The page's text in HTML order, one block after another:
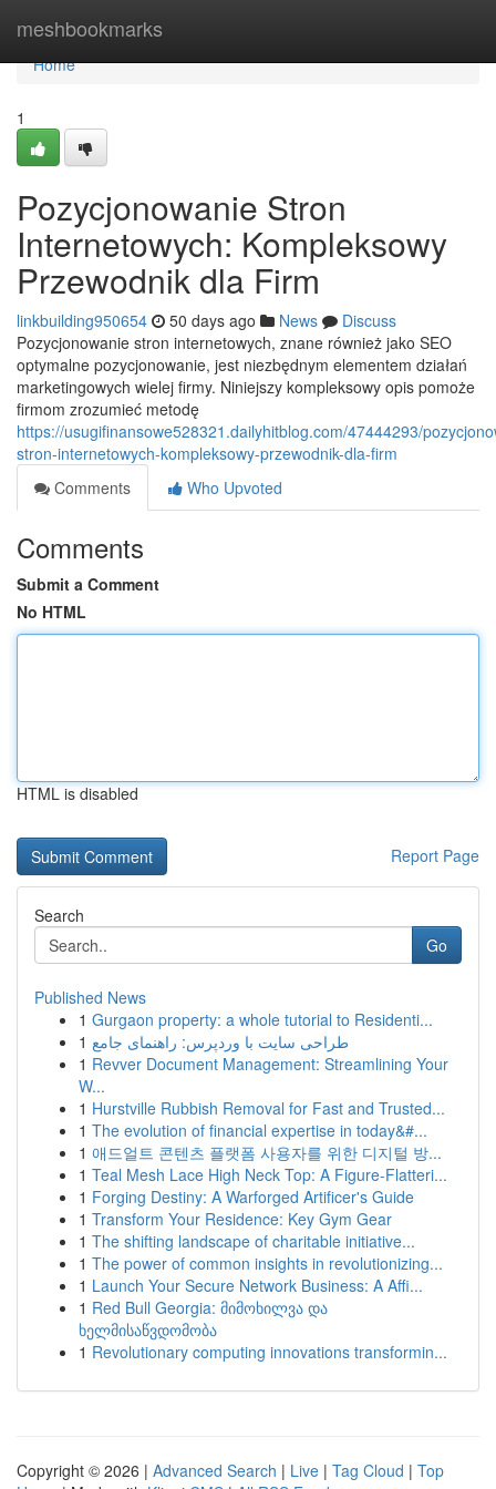
meshbookmarks
Home
Home
1
Pozycjonowanie Stron
Internetowych: Kompleksowy
Przewodnik dla Firm
linkbuilding950654 50 days ago News
Discuss
Pozycjonowanie stron internetowych, znane również jako SEO
optymalne pozycjonowanie, jest niezbędnym elementem działań
marketingowych wielej firmy. Niniejszy kompleksowy opis pomoże
firmom zrozumieć metodę
https://usugifinansowe528321.dailyhitblog.com/47444293/
stron-internetowych-kompleksowy-przewodnik-dla-firm
Comments
Who Upvoted
Comments
Submit a Comment
No HTML
HTML is disabled
Report Page
Search
Go
Published News
1 Gurgaon property: a whole tutorial to Residenti...
1 طراحی سایت با وردپرس: راهنمای جامع
1 Revver Document Management: Streamlining Your
W...
1 Hurstville Rubbish Removal for Fast and Trusted...
1 The evolution of financial expertise in today&#...
1 애드얼트 콘텐츠 플랫폼 사용자를 위한 디지털 방...
1 Teal Mesh Lace High Neck Top: A Figure-Flatteri...
1 Forging Destiny: A Warforged Artificer's Guide
1 Transform Your Residence: Key Gym Gear
1 The shifting landscape of charitable initiative...
1 The power of common insights in revolutionizing...
1 Launch Your Secure Network Business: A Affi...
1 Red Bull Georgia: მიმოხილვა და
ხელმისაწვდომობა
1 Revolutionary computing innovations transformin...
Copyright © 2026 | Advanced Search | Live | Tag Cloud | Top